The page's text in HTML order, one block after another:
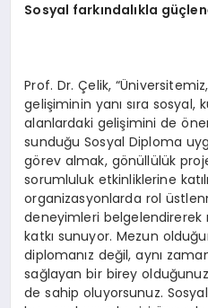
Sosyal farkındalıkla
Prof. Dr. Çelik,
gelişiminin yanı sıra
alanlardaki gelişimini de
sunduğu Sosyal Diploma
görev almak, gönüllülük
sorumluluk etkinliklerine
organizasyonlarda rol
deneyimleri belgelendirerek
katkı sunuyor. Mezun
diplomanız değil, aynı
sağlayan bir birey
de sahip oluyorsunuz.